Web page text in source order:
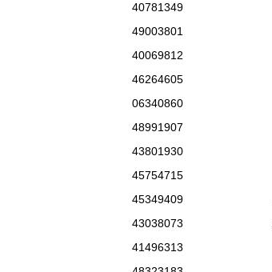
40781349
49003801
40069812
46264605
06340860
48991907
43801930
45754715
45349409
43038073
41496313